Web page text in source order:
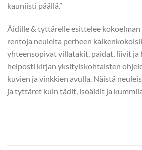
kauniisti päällä.”
Äidille & tyttärelle esittelee kokoelman
rentoja neuleita perheen
yhteensopivat villatakit, paidat, liivit ja
helposti kirjan yksityiskohtaisten
kuvien ja vinkkien avulla. Näistä
ja tyttäret kuin tädit, isoäidit ja